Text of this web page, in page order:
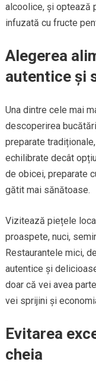
alcoolice, și optează
infuzată cu fructe
Alegerea
autentice și
Una dintre cele mai
descoperirea
preparate
echilibrate decât
de obicei, preparate
gătit mai sănătoase.
Vizitează piețele
proaspete, nuci,
Restaurantele mici,
autentice și
doar că vei avea
vei sprijini și
Evitarea
cheia